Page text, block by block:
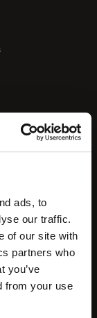
ads, to
our traffic.
of our site with
partners who
you’ve
from your use